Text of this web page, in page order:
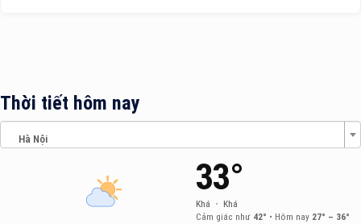
Thời tiết hôm nay
Hà Nội
33°
Khá • Khá
Cảm giác như 42° • Hôm nay 27° – 36°